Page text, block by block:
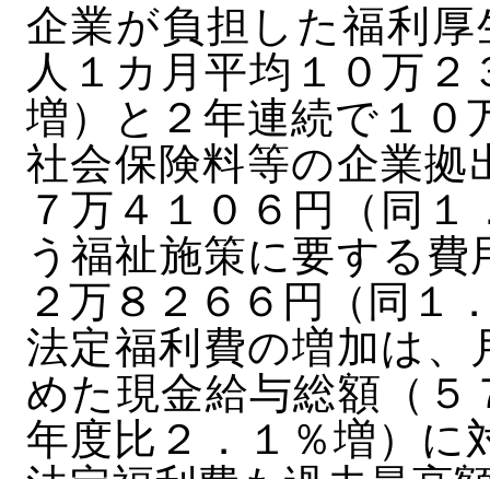
企業が負担した福利
人１カ月平均１０万
増）と２年連続で１０
社会保険料等の企業拠
７万４１０６円（同
う福祉施策に要する
２万８２６６円（同１
法定福利費の増加は、
めた現金給与総額（５
年度比２．１％増）に